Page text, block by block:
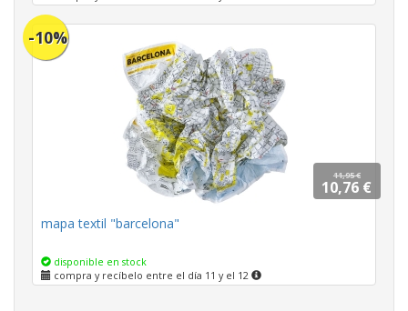
-10%
11,95 €
10,76 €
mapa textil "barcelona"
disponible en stock
compra y recíbelo entre el día 11 y el 12